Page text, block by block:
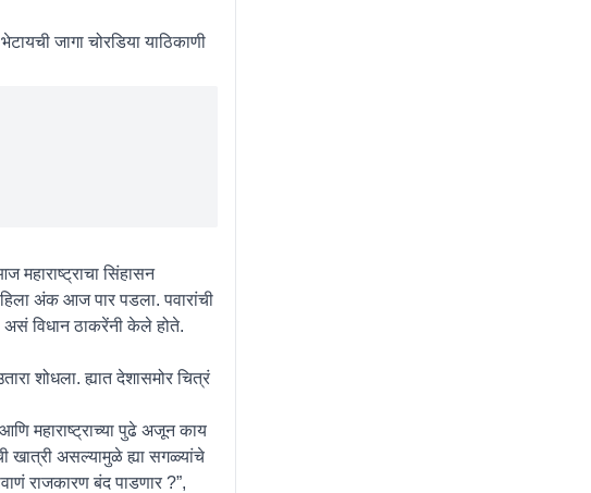
जागा चोरडिया याठिकाणी
महाराष्ट्राचा सिंहासन
अंक आज पार पडला. पवारांची
असं विधान ठाकरेंनी केले होते.
शोधला. ह्यात देशासमोर चित्रं
महाराष्ट्राच्या पुढे अजून काय
खात्री असल्यामुळे ह्या सगळ्यांचे
राजकारण बंद पाडणार ?”,